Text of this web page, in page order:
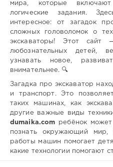
мира, которые
логические задания.
интересное: от загадок
сложных головоломок о
экскаваторы! Этот сайт
любознательных детей,
узнавать новое,
внимательнее. 🔍
Загадка про экскаватор
и транспорт. Это
таких машинах, как
другие важные виды
dumaika.com ребёнок
познать окружающий мир,
работы машин помогает
какие технологии помогают